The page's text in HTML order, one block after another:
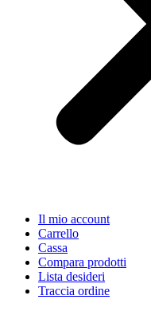
Il mio account
Carrello
Cassa
Compara prodotti
Lista desideri
Traccia ordine